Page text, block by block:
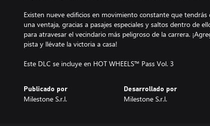
Existen nueve edificios en movimiento constante que
una ventaja, gracias a pasajes especiales y saltos dentro de
para atravesar el vecindario más peligroso de la carrera.
pista y llévate la victoria a casa!
Este DLC se incluye en HOT WHEELS™ Pass Vol. 3
Publicado por
Milestone S.r.l.
Desarrollado por
Milestone S.r.l.